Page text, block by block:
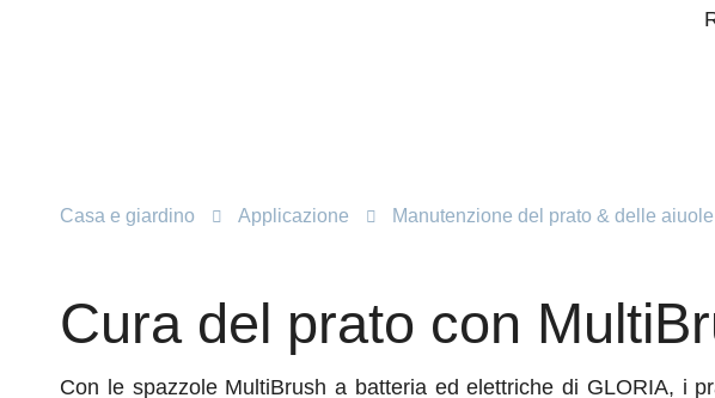
Casa e giardino Applicazione Manutenzione del prato & delle aiuole
Cura del prato con
Con le spazzole MultiBrush a batteria ed elettriche di GLORIA, i